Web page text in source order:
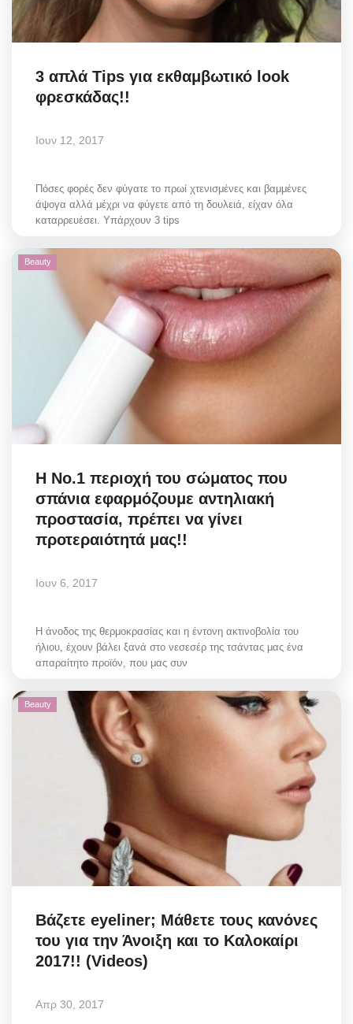
3 απλά Τips για εκθαμβωτικό look
φρεσκάδας!!
Ιουν 12, 2017
Πόσες φορές δεν φύγατε το πρωί χτενισμένες και βαμμένες
άψογα αλλά μέχρι να φύγετε από τη δουλειά, είχαν όλα
καταρρευέσει. Υπάρχουν 3 tips
Beauty
Η Νο.1 περιοχή του σώματος που
σπάνια εφαρμόζουμε αντηλιακή
προστασία, πρέπει να γίνει
προτεραιότητά μας!!
Ιουν 6, 2017
Η άνοδος της θερμοκρασίας και η έντονη ακτινοβολία του
ήλιου, έχουν βάλει ξανά στο νεσεσέρ της τσάντας μας ένα
απαραίτητο προϊόν, που μας συν
Beauty
Βάζετε eyeliner; Μάθετε τους κανόνες
του για την Άνοιξη και το Καλοκαίρι
2017!! (Videos)
Απρ 30, 2017